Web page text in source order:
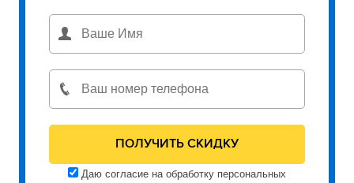
Даю согласие на обработку персональных